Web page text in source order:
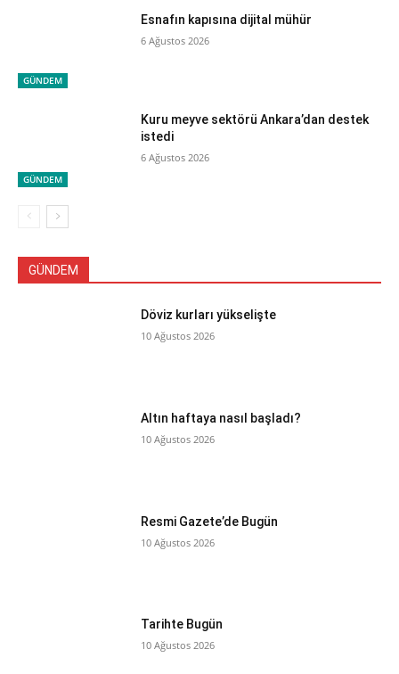
GÜNDEM
Esnafın kapısına dijital mühür
6 Ağustos 2026
GÜNDEM
Kuru meyve sektörü Ankara’dan destek
istedi
6 Ağustos 2026
GÜNDEM
Döviz kurları yükselişte
10 Ağustos 2026
Altın haftaya nasıl başladı?
10 Ağustos 2026
Resmi Gazete’de Bugün
10 Ağustos 2026
Tarihte Bugün
10 Ağustos 2026